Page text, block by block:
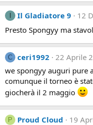
Il Gladiatore 9
12
Presto Spongyy ma
C ceri1992
22 Aprile
we spongyy auguri pure
comunque il torneo è
giocherà il 2 maggio
P Proud Cloud
19